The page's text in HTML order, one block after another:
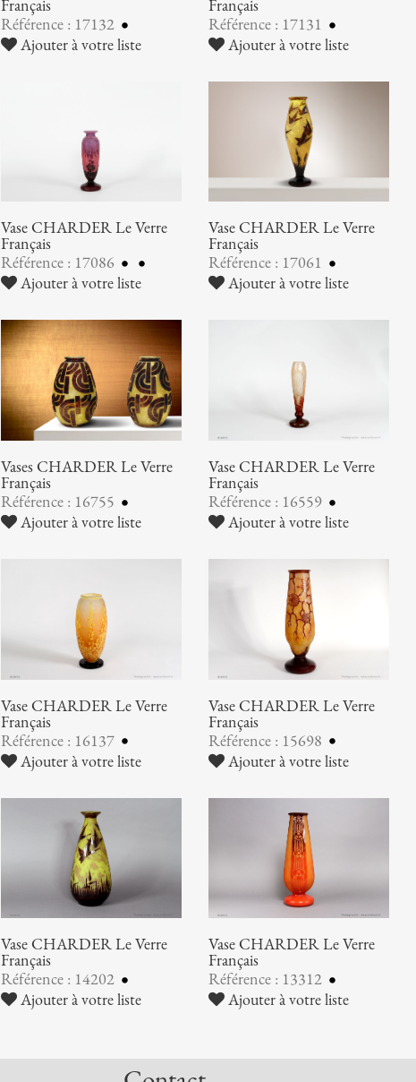
Français
Référence : 17132
Ajouter à votre liste
Français
Référence : 17131
Ajouter à votre liste
Vase CHARDER Le Verre
Français
Référence : 17086
Ajouter à votre liste
Vase CHARDER Le Verre
Français
Référence : 17061
Ajouter à votre liste
Vases CHARDER Le Verre
Français
Référence : 16755
Ajouter à votre liste
Vase CHARDER Le Verre
Français
Référence : 16559
Ajouter à votre liste
Vase CHARDER Le Verre
Français
Référence : 16137
Ajouter à votre liste
Vase CHARDER Le Verre
Français
Référence : 15698
Ajouter à votre liste
Vase CHARDER Le Verre
Français
Référence : 14202
Ajouter à votre liste
Vase CHARDER Le Verre
Français
Référence : 13312
Ajouter à votre liste